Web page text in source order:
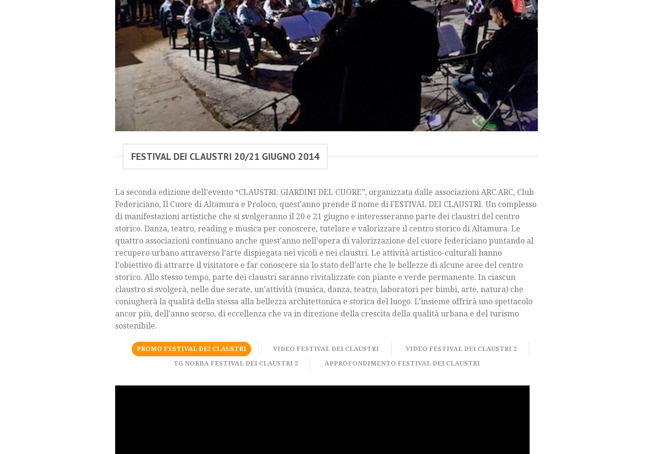
FESTIVAL DEI CLAUSTRI 20/21 GIUGNO 2014
La seconda edizione dell’evento “CLAUSTRI: GIARDINI DEL CUORE”, organizzata dalle associazioni ARC.ARC, Club
Federiciano, Il Cuore di Altamura e Proloco, quest’anno prende il nome di FESTIVAL DEI CLAUSTRI. Un complesso
di manifestazioni artistiche che si svolgeranno il 20 e 21 giugno e interesseranno parte dei claustri del centro
storico. Danza, teatro, reading e musica per conoscere, tutelare e valorizzare il centro storico di Altamura. Le
quattro associazioni continuano anche quest’anno nell’opera di valorizzazione del cuore federiciano puntando al
recupero urbano attraverso l’arte dispiegata nei vicoli e nei claustri. Le attività artistico-culturali hanno
l’obiettivo di attrarre il visitatore e far conoscere sia lo stato dell’arte che le bellezze di alcune aree del centro
storico. Allo stesso tempo, parte dei claustri saranno rivitalizzate con piante e verde permanente. In ciascun
claustro si svolgerà, nelle due serate, un’attività (musica, danza, teatro, laboratori per bimbi, arte, natura) che
coniugherà la qualità della stessa alla bellezza architettonica e storica del luogo. L’insieme offrirà uno spettacolo
ancor più, dell’anno scorso, di eccellenza che va in direzione della crescita della qualità urbana e del turismo
sostenibile.
PROMO FESTIVAL DEI CLAUSTRI VIDEO FESTIVAL DEI CLAUSTRI
VIDEO FESTIVAL DEI CLAUSTRI 2
TG NORBA FESTIVAL DEI CLAUSTRI 2
APPROFONDIMENTO FESTIVAL DEI CLAUSTRI